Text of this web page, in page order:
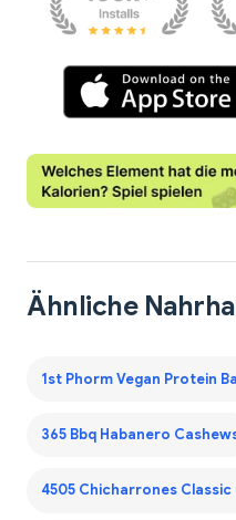
Ähnliche
1st Phorm Vegan Protein
365 Bbq Habanero
4505 Chicharrones Classic